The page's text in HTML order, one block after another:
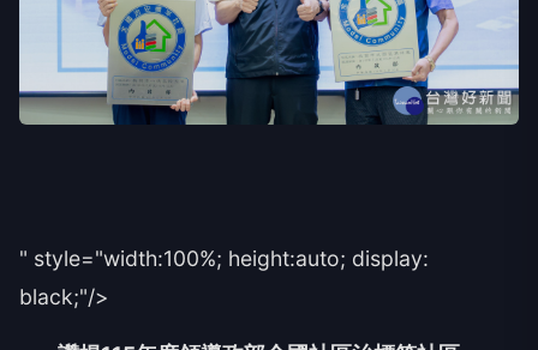
black;"/>
讚揚115年度領導政部全國社區治標竿社區。